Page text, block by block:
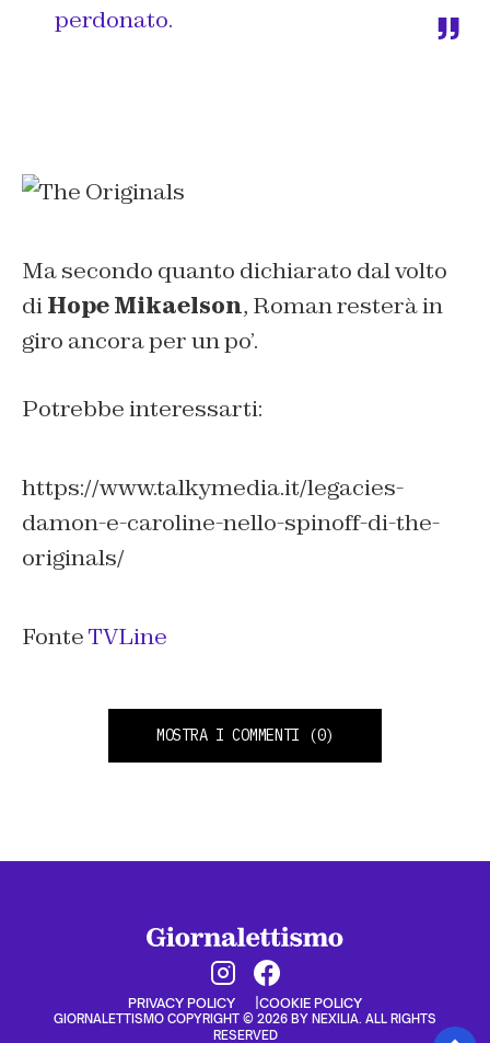
perdonato.
Ma secondo quanto dichiarato dal volto
diHope Mikaelson, Roman resterà in
giro ancora per un po’.
Potrebbe interessarti:
https://www.talkymedia.it/legacies-
damon-e-caroline-nello-spinoff-di-the-
originals/
FonteTVLine
MOSTRA I COMMENTI (0)
PRIVACY POLICY COOKIE POLICY
GIORNALETTISMO COPYRIGHT © 2026 BY NEXILIA. ALL RIGHTS
RESERVED